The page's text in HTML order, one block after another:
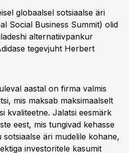
globaalsel sotsiaalse äri
Social Business Summit) olid
alternatiivpankur
tegevjuht Herbert
aastal on firma valmis
mis maksab maksimaalselt
kvaliteetne. Jalatsi eesmärk
eest, mis tungivad kehasse
sotsiaalse äri mudelile kohane,
investoritele kasumit